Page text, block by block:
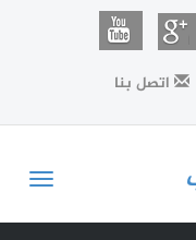
اتصل بنا
Toggle